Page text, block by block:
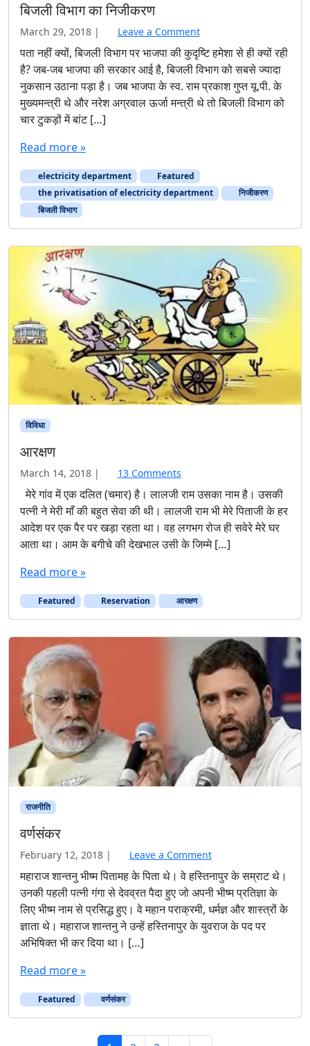
बिजली विभाग का निजीकरण
March 29, 2018 | Leave a Comment
पता नहीं क्यों, बिजली विभाग पर भाजपा की कुदृष्टि हमेशा से ही क्यों रही
है? जब-जब भाजपा की सरकार आई है, बिजली विभाग को सबसे ज्यादा
नुकसान उठाना पड़ा है। जब भाजपा के स्व. राम प्रकाश गुप्त यू.पी. के
मुख्यमन्त्री थे और नरेश अग्रवाल ऊर्जा मन्त्री थे तो बिजली विभाग को
चार टुकड़ों में बांट […]
Read more »
electricity department
Featured
the privatisation of electricity department
निजीकरण
बिजली विभाग
विविधा
आरक्षण
March 14, 2018 | 13 Commentso
आ
र
क्ष
ण
मेरे गांव में एक दलित (चमार) है। लालजी राम उसका नाम है। उसकी
पत्नी ने मेरी माँ की बहुत सेवा की थी। लालजी राम भी मेरे पिताजी के हर
आदेश पर एक पैर पर खड़ा रहता था। वह लगभग रोज ही सवेरे मेरे घर
आता था। आम के बगीचे की देखभाल उसी के जिम्मे […]
Read more »
Featured Reservation आरक्षण
राजनीति
वर्णसंकर
February 12, 2018 | Leave a Comment
महाराज शान्तनु भीष्म पितामह के पिता थे। वे हस्तिनापुर के सम्राट थे।
उनकी पहली पत्नी गंगा से देवव्रत पैदा हुए जो अपनी भीष्म प्रतिज्ञा के
लिए भीष्म नाम से प्रसिद्ध हुए। वे महान पराक्रमी, धर्मज्ञ और शास्त्रों के
ज्ञाता थे। महाराज शान्तनु ने उन्हें हस्तिनापुर के युवराज के पद पर
अभिषिक्त भी कर दिया था। […]
Read more »
Featured वर्णसंकर